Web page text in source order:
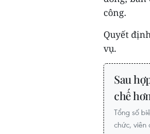
công.
Quyết
vụ.
Sau
chế
Tổng số
chức, viên